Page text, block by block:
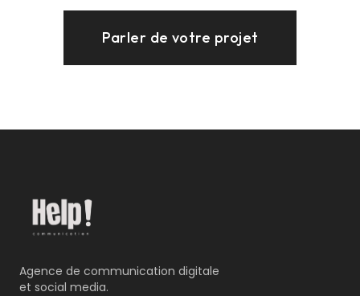
Parler de votre projet
Agence de communication digitale
et social media.